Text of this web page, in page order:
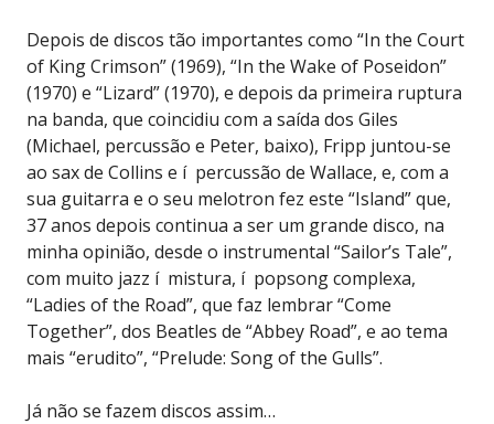
Depois de discos tão importantes como “In the Court
of King Crimson” (1969), “In the Wake of Poseidon”
(1970) e “Lizard” (1970), e depois da primeira ruptura
na banda, que coincidiu com a saída dos Giles
(Michael, percussão e Peter, baixo), Fripp juntou-se
ao sax de Collins e í percussão de Wallace, e, com a
sua guitarra e o seu melotron fez este “Island” que,
37 anos depois continua a ser um grande disco, na
minha opinião, desde o instrumental “Sailor’s Tale”,
com muito jazz í mistura, í popsong complexa,
“Ladies of the Road”, que faz lembrar “Come
Together”, dos Beatles de “Abbey Road”, e ao tema
mais “erudito”, “Prelude: Song of the Gulls”.
Já não se fazem discos assim…